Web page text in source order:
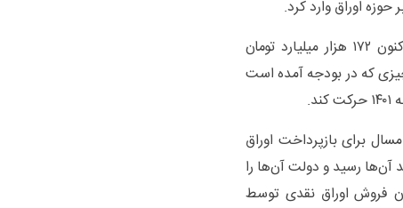
اوراق وارد کرد.
خاندوزی ادامه داد: در حوزه واگذاری دارایی‌های مالی تا کنون ۱۷۲ هزار میلیارد تومان
تحقق کامل آن چیزی که در بودجه آمده است
۱۵۰ هزار میلیارد تومان در ۱۰ ماهه امسال برای بازپرداخت اوراق
رسید و دولت آن‌ها را
۶۷ هزار میلیارد تومان فروش اوراق نقدی توسط